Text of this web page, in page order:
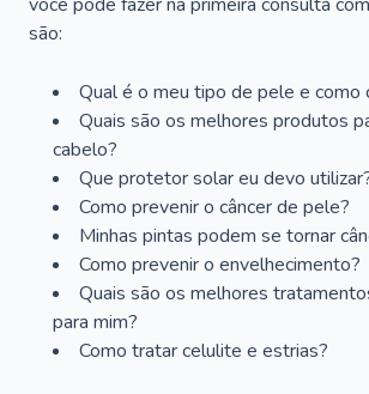
são:
Qual é o meu tipo de pele e como
Quais são os melhores produtos
cabelo?
Que protetor solar eu devo
Como prevenir o câncer de pele?
Minhas pintas podem se tornar
Como prevenir o envelhecimento?
Quais são os melhores
para mim?
Como tratar celulite e estrias?